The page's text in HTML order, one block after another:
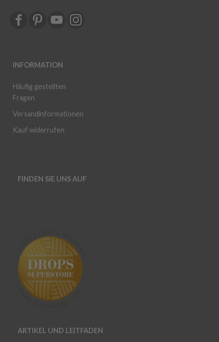
INFORMATION
Häufig gestellten
Fragen
Versandinformationen
Kauf widerrufen
FINDEN SIE UNS AUF
ARTIKEL UND LEITFADEN